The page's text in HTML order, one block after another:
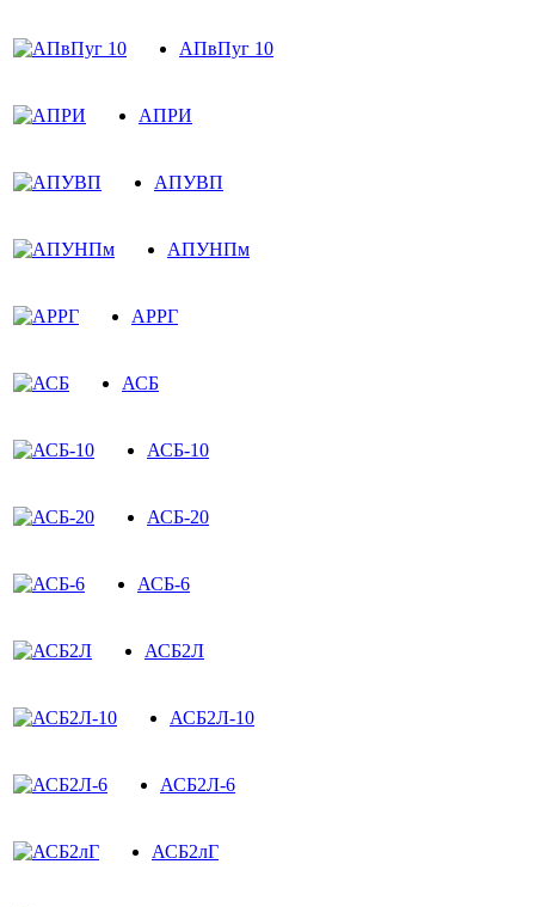
АПвПуг 10
АПРИ
АПУВП
АПУНПм
АРРГ
АСБ
АСБ-10
АСБ-20
АСБ-6
АСБ2Л
АСБ2Л-10
АСБ2Л-6
АСБ2лГ